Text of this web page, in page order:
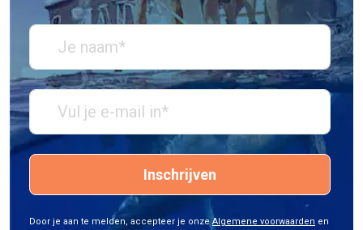
Inschrijven
Door je aan te melden, accepteer je onze Algemene voorwaarden en